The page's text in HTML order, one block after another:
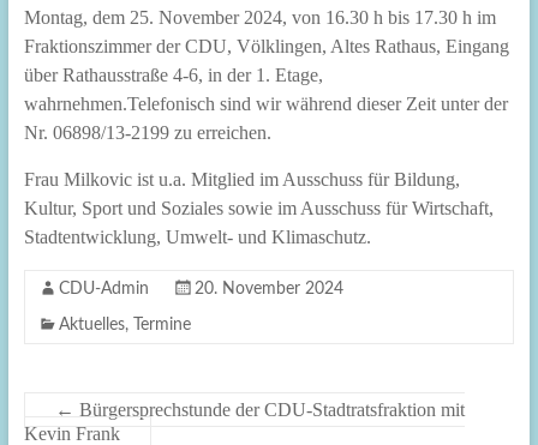
Montag, dem 25. November 2024, von 16.30 h bis 17.30 h im
Fraktionszimmer der CDU, Völklingen, Altes Rathaus, Eingang
über Rathausstraße 4-6, in der 1. Etage,
wahrnehmen.Telefonisch sind wir während dieser Zeit unter der
Nr. 06898/13-2199 zu erreichen.
Frau Milkovic ist u.a. Mitglied im Ausschuss für Bildung,
Kultur, Sport und Soziales sowie im Ausschuss für Wirtschaft,
Stadtentwicklung, Umwelt- und Klimaschutz.
CDU-Admin 20. November 2024
Aktuelles, Termine
← Bürgersprechstunde der CDU-Stadtratsfraktion mit
Kevin Frank